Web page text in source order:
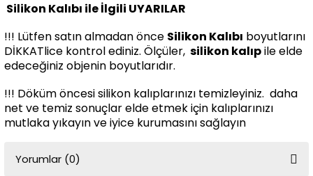
Silikon Kalıbı ile İlgili UYARILAR
!!! Lütfen satın almadan önce Silikon Kalıbı boyutlarını
DİKKATlice kontrol ediniz. Ölçüler, silikon kalıpile elde
edeceğiniz objenin boyutlarıdır.
!!! Döküm öncesi silikon kalıplarınızı temizleyiniz. daha
net ve temiz sonuçlar elde etmek için kalıplarınızı
mutlaka yıkayın ve iyice kurumasını sağlayın
Yorumlar (0)